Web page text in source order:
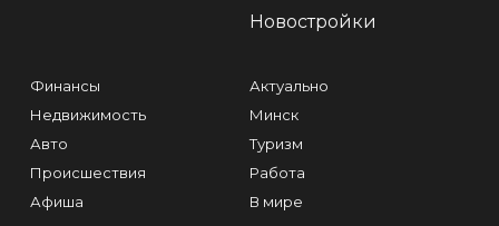
Новостройки
Финансы
Недвижимость
Авто
Происшествия
Афиша
Актуально
Минск
Туризм
Работа
В мире